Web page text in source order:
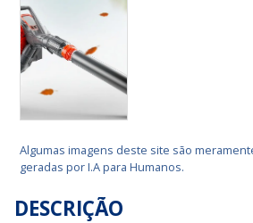
Algumas imagens deste site são
geradas por I.A para Humanos.
DESCRIÇÃO